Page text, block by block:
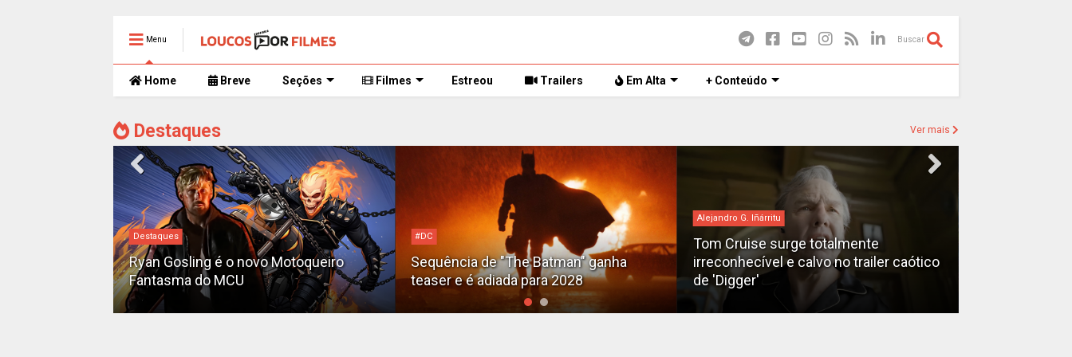
Menu Buscar
Home Breve Seções Filmes Estreou Trailers Em Alta + Conteúdo
Destaques Ver mais
Destaques
Ryan Gosling é o novo Motoqueiro
Fantasma do MCU
#DC
Sequência de "The Batman" ganha
teaser e é adiada para 2028
Alejandro G. Iñárritu
Tom Cruise surge totalmente
irreconhecível e calvo no trailer caótico
de 'Digger'